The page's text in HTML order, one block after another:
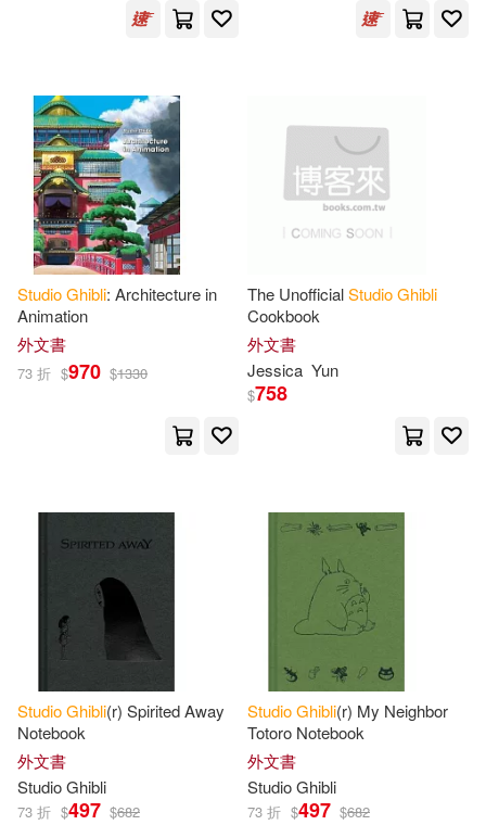
StudioGhibli: Architecture in
Animation
外文書
73 折 $970 $1330
The UnofficialStudioGhibli
Cookbook
外文書
Jessica Yun
$758
StudioGhibli(r) Spirited Away
Notebook
外文書
StudioGhibli
73 折 $497 $682
StudioGhibli(r) My Neighbor
Totoro Notebook
外文書
StudioGhibli
73 折 $497 $682